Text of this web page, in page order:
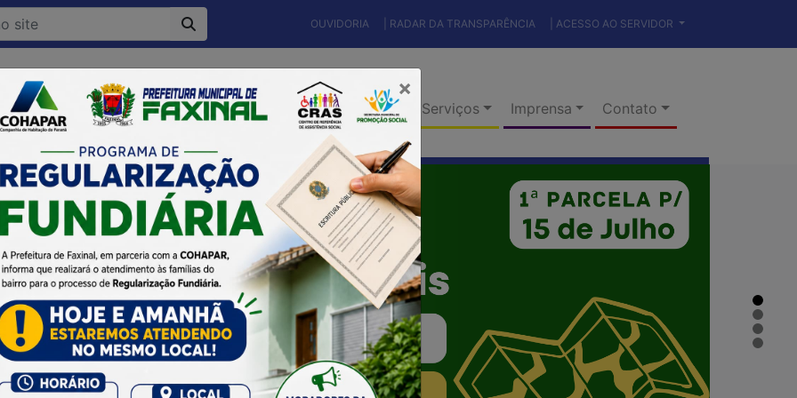
×
OUVIDORIA | RADAR DA TRANSPARÊNCIA | ACESSO AO SERVIDOR
Município Gestão Atual Secretarias Serviços Imprensa Contato